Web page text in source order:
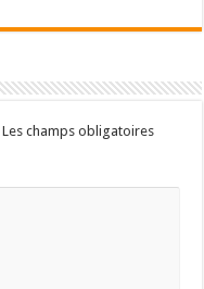
Les champs obligatoires